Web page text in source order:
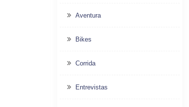
Aventura
Bikes
Corrida
Entrevistas